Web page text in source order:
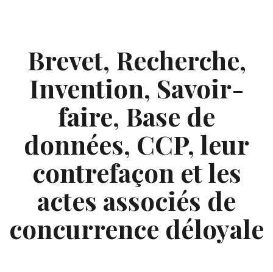
Brevet, Recherche,
Invention, Savoir-
faire, Base de
données, CCP, leur
contrefaçon et les
actes associés de
concurrence déloyale